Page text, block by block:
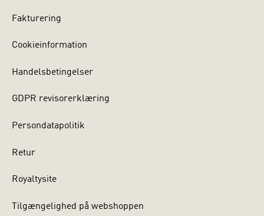
Fakturering
Cookieinformation
Handelsbetingelser
GDPR revisorerklæring
Persondatapolitik
Retur
Royaltysite
Tilgængelighed på webshoppen